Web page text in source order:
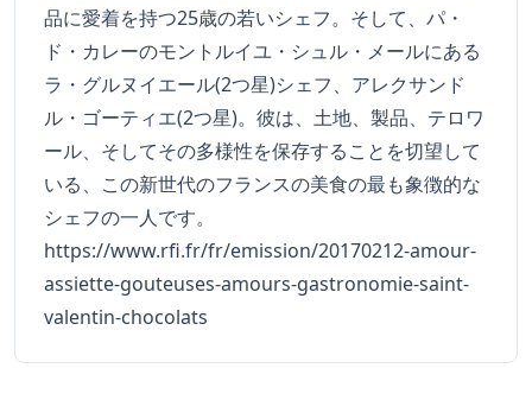
品に愛着を持つ25歳の若いシェフ。そして、パ・
ド・カレーのモントルイユ・シュル・メールにある
ラ・グルヌイエール(2つ星)シェフ、アレクサンド
ル・ゴーティエ(2つ星)。彼は、土地、製品、テロワ
ール、そしてその多様性を保存することを切望して
いる、この新世代のフランスの美食の最も象徴的な
シェフの一人です。
https://www.rfi.fr/fr/emission/20170212-amour-
assiette-gouteuses-amours-gastronomie-saint-
valentin-chocolats